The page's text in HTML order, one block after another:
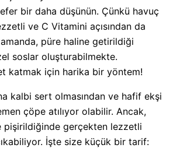
bir daha düşünün. Çünkü havuç
ve C Vitamini açısından da
püre haline getirildiği
soslar oluşturabilmekte.
katmak için harika bir yöntem!
kalbi sert olmasından ve hafif ekşi
çöpe atılıyor olabilir. Ancak,
pişirildiğinde gerçekten lezzetli
İşte size küçük bir tarif: